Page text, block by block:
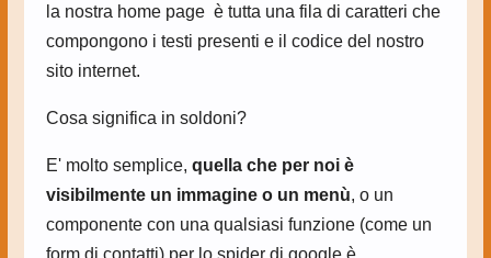
la nostra home page è tutta una fila di caratteri che
compongono i testi presenti e il codice del nostro
sito internet.
Cosa significa in soldoni?
E' molto semplice, quella che per noi è
visibilmente un immagine o un menù, o un
componente con una qualsiasi funzione (come un
form di contatti) per lo spider di google è